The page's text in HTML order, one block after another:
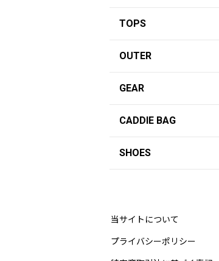
TOPS
OUTER
GEAR
CADDIE BAG
SHOES
当サイトについて
プライバシーポリシー